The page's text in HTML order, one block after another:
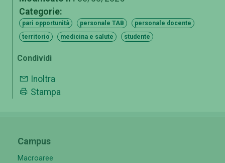
Categorie:
pari opportunità personale TAB
personale docente
territorio
medicina e salute studente
Condividi
Inoltra
Stampa
Campus
Macroaree